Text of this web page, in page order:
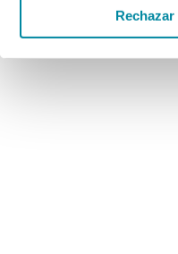
Rechazar